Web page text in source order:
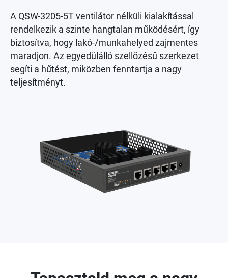
A QSW-3205-5T ventilátor nélküli kialakítással
rendelkezik a szinte hangtalan működésért, így
biztosítva, hogy lakó-/munkahelyed zajmentes
maradjon. Az egyedülálló szellőzésű szerkezet
segíti a hűtést, miközben fenntartja a nagy
teljesítményt.